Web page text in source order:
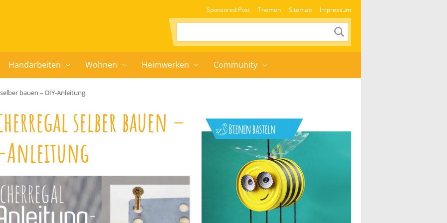
Sponsored Post Themen Sitemap Impressum
Handarbeiten Wohnen Heimwerken Community
bauen – DIY-Anleitung
selber bauen –
Anleitung